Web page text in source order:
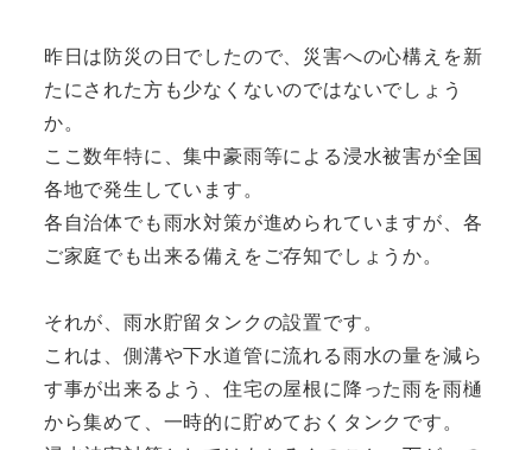
昨日は防災の日でしたので、災害への心構えを新
たにされた方も少なくないのではないでしょう
か。
ここ数年特に、集中豪雨等による浸水被害が全国
各地で発生しています。
各自治体でも雨水対策が進められていますが、各
ご家庭でも出来る備えをご存知でしょうか。
それが、雨水貯留タンクの設置です。
これは、側溝や下水道管に流れる雨水の量を減ら
す事が出来るよう、住宅の屋根に降った雨を雨樋
から集めて、一時的に貯めておくタンクです。